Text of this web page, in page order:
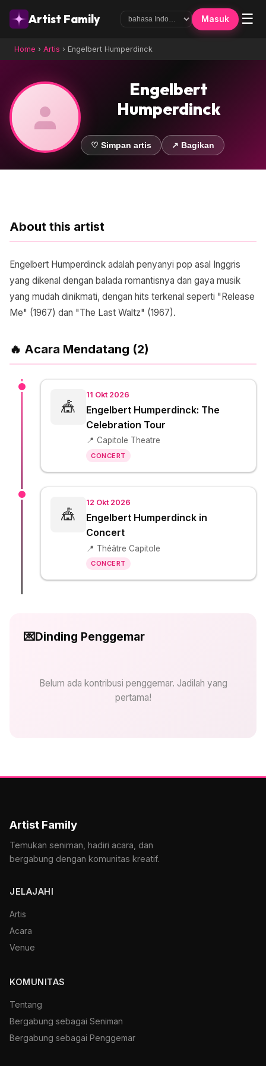
Artist Family Masuk ☰
Home › Artis › Engelbert Humperdinck
Engelbert
Humperdinck
♡ Simpan artis ↗ Bagikan
About this artist
Engelbert Humperdinck adalah penyanyi pop asal Inggris
yang dikenal dengan balada romantisnya dan gaya musik
yang mudah dinikmati, dengan hits terkenal seperti "Release
Me" (1967) dan "The Last Waltz" (1967).
🔥 Acara Mendatang (2)
🎪
11 Okt 2026
Engelbert Humperdinck: The
Celebration Tour
📍 Capitole Theatre
CONCERT
🎪
12 Okt 2026
Engelbert Humperdinck in
Concert
📍 Théâtre Capitole
CONCERT
💌Dinding Penggemar
Belum ada kontribusi penggemar. Jadilah yang
pertama!
Artist Family
Temukan seniman, hadiri acara, dan
bergabung dengan komunitas kreatif.
JELAJAHI
Artis
Acara
Venue
KOMUNITAS
Tentang
Bergabung sebagai Seniman
Bergabung sebagai Penggemar